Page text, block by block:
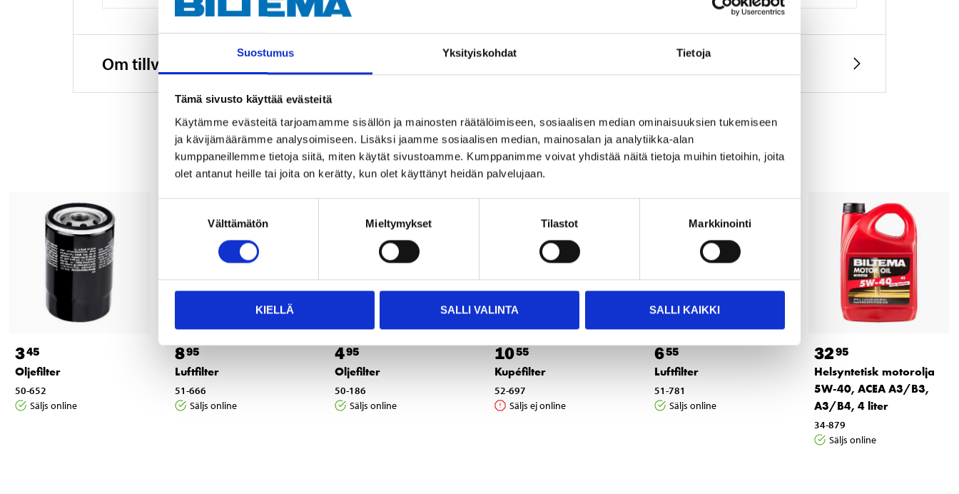
Suostumus Yksityiskohdat Tietoja
Tämä sivusto käyttää evästeitä
Käytämme evästeitä tarjoamamme sisällön ja mainosten räätälöimiseen, sosiaalisen median ominaisuuksien tukemiseen
ja kävijämäärämme analysoimiseen. Lisäksi jaamme sosiaalisen median, mainosalan ja analytiikka-alan
kumppaneillemme tietoja siitä, miten käytät sivustoamme. Kumppanimme voivat yhdistää näitä tietoja muihin tietoihin, joita
olet antanut heille tai joita on kerätty, kun olet käyttänyt heidän palvelujaan.
Välttämätön Mieltymykset Tilastot Markkinointi
KIELLÄ SALLI VALINTA SALLI KAIKKI
Om tillverkaren
Andra kunder köpte också
345
Oljefilter
50-652
Säljs online
895
Luftfilter
51-666
Säljs online
495
Oljefilter
50-186
Säljs online
1055
Kupéfilter
52-697
Säljs ej online
655
Luftfilter
51-781
Säljs online
3295
Helsyntetisk motorolja
5W-40, ACEA A3/B3,
A3/B4, 4 liter
34-879
Säljs online